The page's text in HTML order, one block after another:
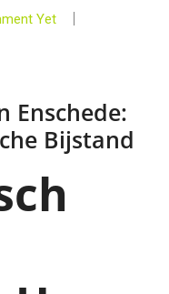
Yet
Enschede:
Bijstand